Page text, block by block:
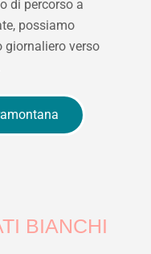
di percorso a
possiamo
giornaliero verso
BIANCHI